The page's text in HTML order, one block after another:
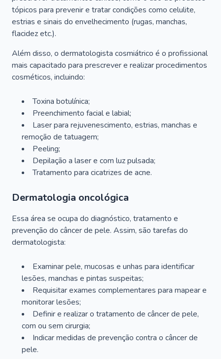
tópicos para prevenir e tratar condições como celulite,
estrias e sinais do envelhecimento (rugas, manchas,
flacidez etc.).
Além disso, o dermatologista cosmiátrico é o profissional
mais capacitado para prescrever e realizar procedimentos
cosméticos, incluindo:
Toxina botulínica;
Preenchimento facial e labial;
Laser para rejuvenescimento, estrias, manchas e
remoção de tatuagem;
Peeling;
Depilação a laser e com luz pulsada;
Tratamento para cicatrizes de acne.
Dermatologia oncológica
Essa área se ocupa do diagnóstico, tratamento e
prevenção do câncer de pele. Assim, são tarefas do
dermatologista:
Examinar pele, mucosas e unhas para identificar
lesões, manchas e pintas suspeitas;
Requisitar exames complementares para mapear e
monitorar lesões;
Definir e realizar o tratamento de câncer de pele,
com ou sem cirurgia;
Indicar medidas de prevenção contra o câncer de
pele.